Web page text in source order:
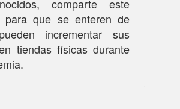
comparte este
para que se enteren de
incrementar sus
tiendas físicas durante